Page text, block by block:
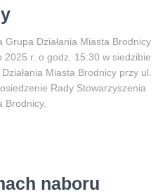
Działania Miasta Brodnicy
r. o godz. 15:30 w siedzibie
Miasta Brodnicy przy ul.
Rady Stowarzyszenia
Brodnicy.
naboru